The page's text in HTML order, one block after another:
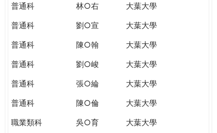
普通科
林○右
大葉大學
普通科
劉○宣
大葉大學
普通科
陳○翰
大葉大學
普通科
劉○峻
大葉大學
普通科
張○綸
大葉大學
普通科
陳○倫
大葉大學
職業類科
吳○育
大葉大學